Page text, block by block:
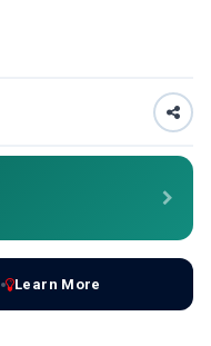
Learn More